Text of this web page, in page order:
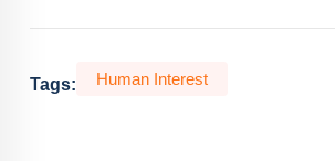
Tags: Human Interest